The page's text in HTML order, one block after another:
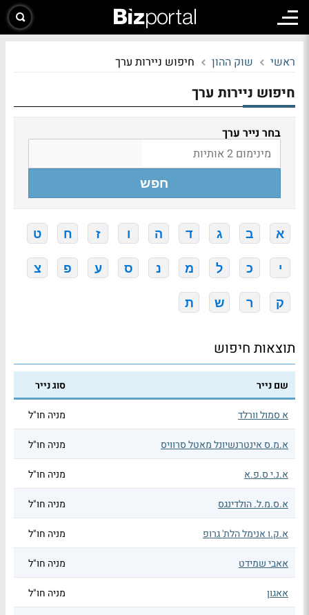
ראשי שוק ההון חיפוש ניירות ערך
חיפוש ניירות ערך
בחר נייר ערך
חפש
א ב ג ד ה ו ז ח ט
י כ ל מ נ ס ע פ צ
ק ר ש ת
תוצאות חיפוש
שם נייר סוג נייר
א סמול וורלד מניה חו"ל
א.מ.ס אינטרנשיונל מאטל סרוויס מניה חו"ל
א.נ.י ס.פ.א מניה חו"ל
א.ס.מ.ל. הולדינגס מניה חו"ל
א.ק.ו אנימל הלת' גרופ מניה חו"ל
אאבי שמידט מניה חו"ל
אאגון מניה חו"ל